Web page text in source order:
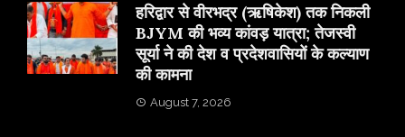
​हरिद्वार से वीरभद्र (ऋषिकेश) तक निकली
BJYM की भव्य कांवड़ यात्रा; तेजस्वी
सूर्या ने की देश व प्रदेशवासियों के कल्याण
की कामना
August 7, 2026